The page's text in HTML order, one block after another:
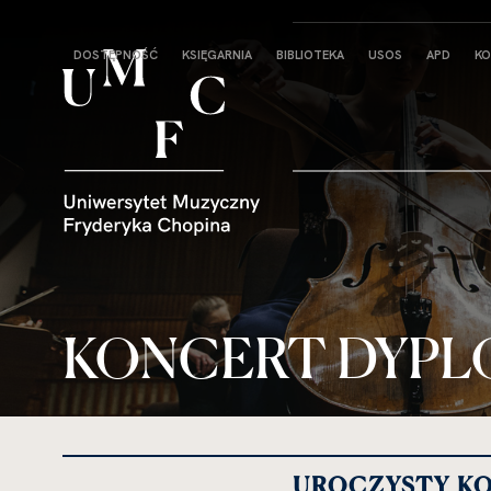
Strona
główna
DOSTĘPNOŚĆ KSIĘGARNIA BIBLIOTEKA USOS APD
KONCERT